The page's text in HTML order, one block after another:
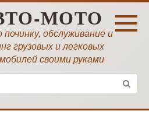
МОТО
починку, обслуживание и
грузовых и легковых
своими руками